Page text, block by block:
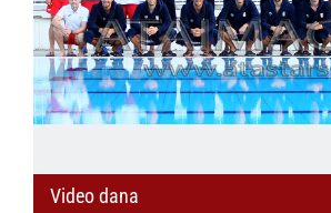
Video dana